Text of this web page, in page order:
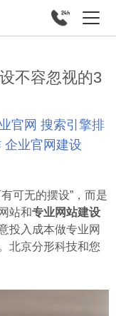
不容忽视的3
官网 搜索引擎排
企业官网建设
可无的摆设”，而是
站和专业网站建设
投入成本做专业网
北京分形科技和您